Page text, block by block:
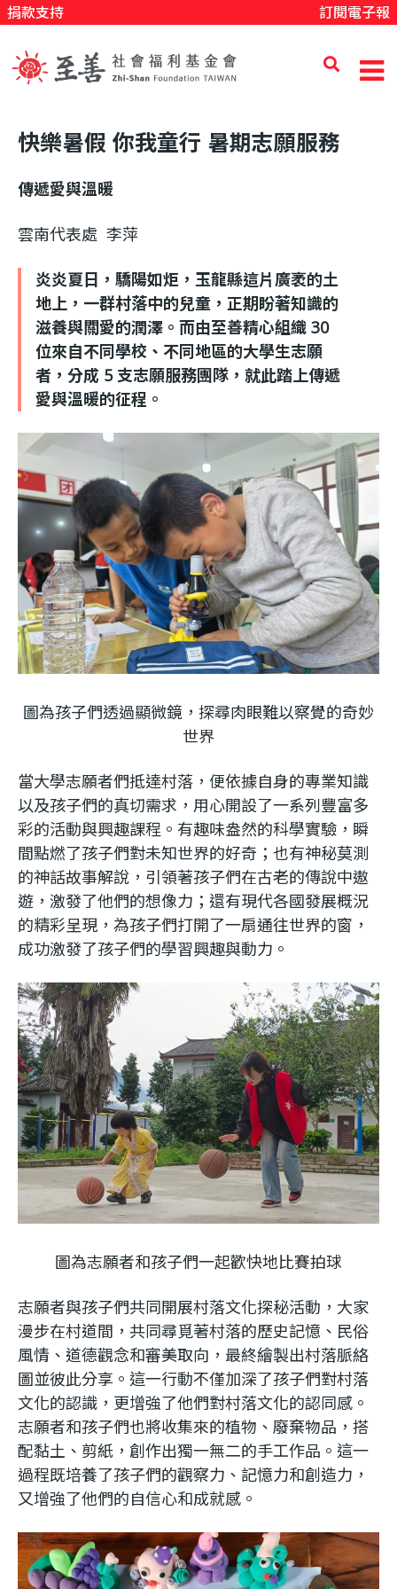
主
容
捐款支持 訂閱電子報
至
善
社
會
福
利
基
金
會
快樂暑假 你我童行 暑期志願服務
傳遞愛與溫暖
雲南代表處 李萍
炎炎夏日，驕陽如炬，玉龍縣這片廣袤的土
地上，一群村落中的兒童，正期盼著知識的
滋養與關愛的潤澤。而由至善精心組織 30
位來自不同學校、不同地區的大學生志願
者，分成 5 支志願服務團隊，就此踏上傳遞
愛與溫暖的征程。
圖為孩子們透過顯微鏡，探尋肉眼難以察覺的奇妙
世界
當大學志願者們抵達村落，便依據自身的專業知識
以及孩子們的真切需求，用心開設了一系列豐富多
彩的活動與興趣課程。有趣味盎然的科學實驗，瞬
間點燃了孩子們對未知世界的好奇；也有神秘莫測
的神話故事解說，引領著孩子們在古老的傳說中遨
遊，激發了他們的想像力；還有現代各國發展概況
的精彩呈現，為孩子們打開了一扇通往世界的窗，
成功激發了孩子們的學習興趣與動力。
圖為志願者和孩子們一起歡快地比賽拍球
志願者與孩子們共同開展村落文化探秘活動，大家
漫步在村道間，共同尋覓著村落的歷史記憶、民俗
風情、道德觀念和審美取向，最終繪製出村落脈絡
圖並彼此分享。這一行動不僅加深了孩子們對村落
文化的認識，更增強了他們對村落文化的認同感。
志願者和孩子們也將收集來的植物、廢棄物品，搭
配黏土、剪紙，創作出獨一無二的手工作品。這一
過程既培養了孩子們的觀察力、記憶力和創造力，
又增強了他們的自信心和成就感。